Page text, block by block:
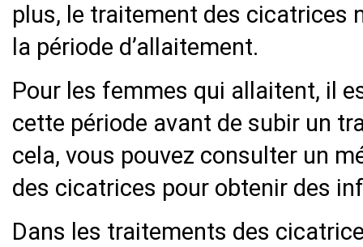
plus, le traitement des cicatrices
la période d’allaitement.
Pour les femmes qui allaitent, il
cette période avant de subir un
cela, vous pouvez consulter un
des cicatrices pour obtenir des
Dans les traitements des